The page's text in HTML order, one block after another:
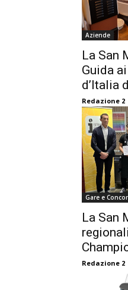
Aziende
La San
Guida
d’Italia
Redazione 2
Gare e
La San
Redazione 2